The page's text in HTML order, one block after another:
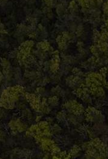
Contact